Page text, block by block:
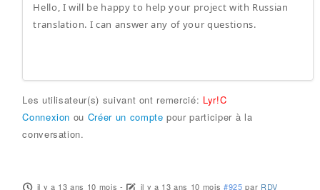
Hello, I will be happy to help your project with Russian
translation. I can answer any of your questions.
Les utilisateur(s) suivant ont remercié: Lyr!C
Connexion ou Créer un compte pour participer à la
conversation.
il y a 13 ans 10 mois - il y a 13 ans 10 mois #925 par RDV